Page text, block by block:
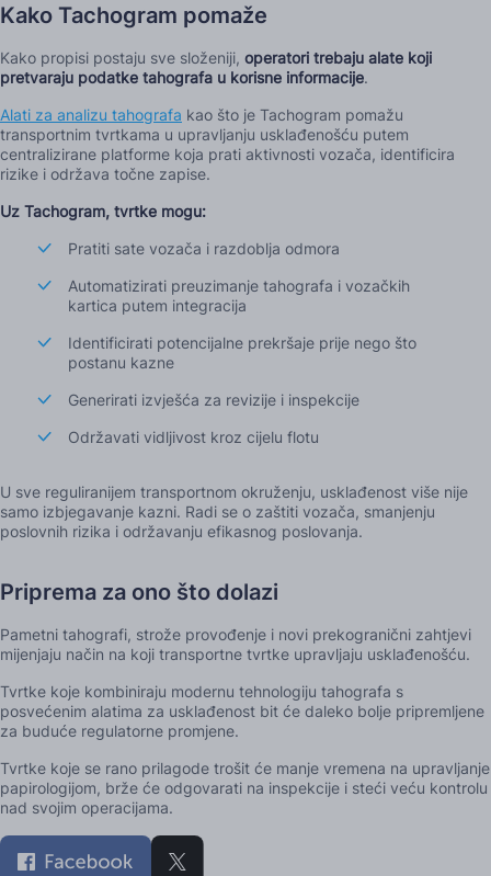
Kako Tachogram pomaže
Kako propisi postaju sve složeniji, operatori trebaju alate koji
pretvaraju podatke tahografa u korisne informacije.
Alati za analizu tahografa kao što je Tachogram pomažu
transportnim tvrtkama u upravljanju usklađenošću putem
centralizirane platforme koja prati aktivnosti vozača, identificira
rizike i održava točne zapise.
Uz Tachogram, tvrtke mogu:
Pratiti sate vozača i razdoblja odmora
Automatizirati preuzimanje tahografa i vozačkih
kartica putem integracija
Identificirati potencijalne prekršaje prije nego što
postanu kazne
Generirati izvješća za revizije i inspekcije
Održavati vidljivost kroz cijelu flotu
U sve reguliranijem transportnom okruženju, usklađenost više nije
samo izbjegavanje kazni. Radi se o zaštiti vozača, smanjenju
poslovnih rizika i održavanju efikasnog poslovanja.
Priprema za ono što dolazi
Pametni tahografi, strože provođenje i novi prekogranični zahtjevi
mijenjaju način na koji transportne tvrtke upravljaju usklađenošću.
Tvrtke koje kombiniraju modernu tehnologiju tahografa s
posvećenim alatima za usklađenost bit će daleko bolje pripremljene
za buduće regulatorne promjene.
Tvrtke koje se rano prilagode trošit će manje vremena na upravljanje
papirologijom, brže će odgovarati na inspekcije i steći veću kontrolu
nad svojim operacijama.